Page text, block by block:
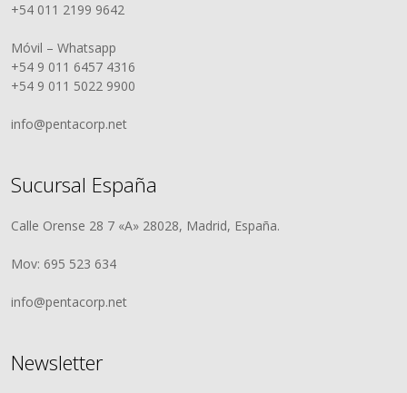
+54 011 2199 9642
Móvil – Whatsapp
+54 9 011 6457 4316
+54 9 011 5022 9900
info@pentacorp.net
Sucursal España
Calle Orense 28 7 «A» 28028, Madrid, España.
Mov: 695 523 634
info@pentacorp.net
Newsletter